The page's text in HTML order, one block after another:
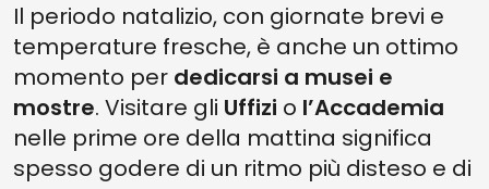
Il periodo natalizio, con giornate brevi e
temperature fresche, è anche un ottimo
momento per dedicarsi a musei e
mostre. Visitare gli Uffizi o l’Accademia
nelle prime ore della mattina significa
spesso godere di un ritmo più disteso e di